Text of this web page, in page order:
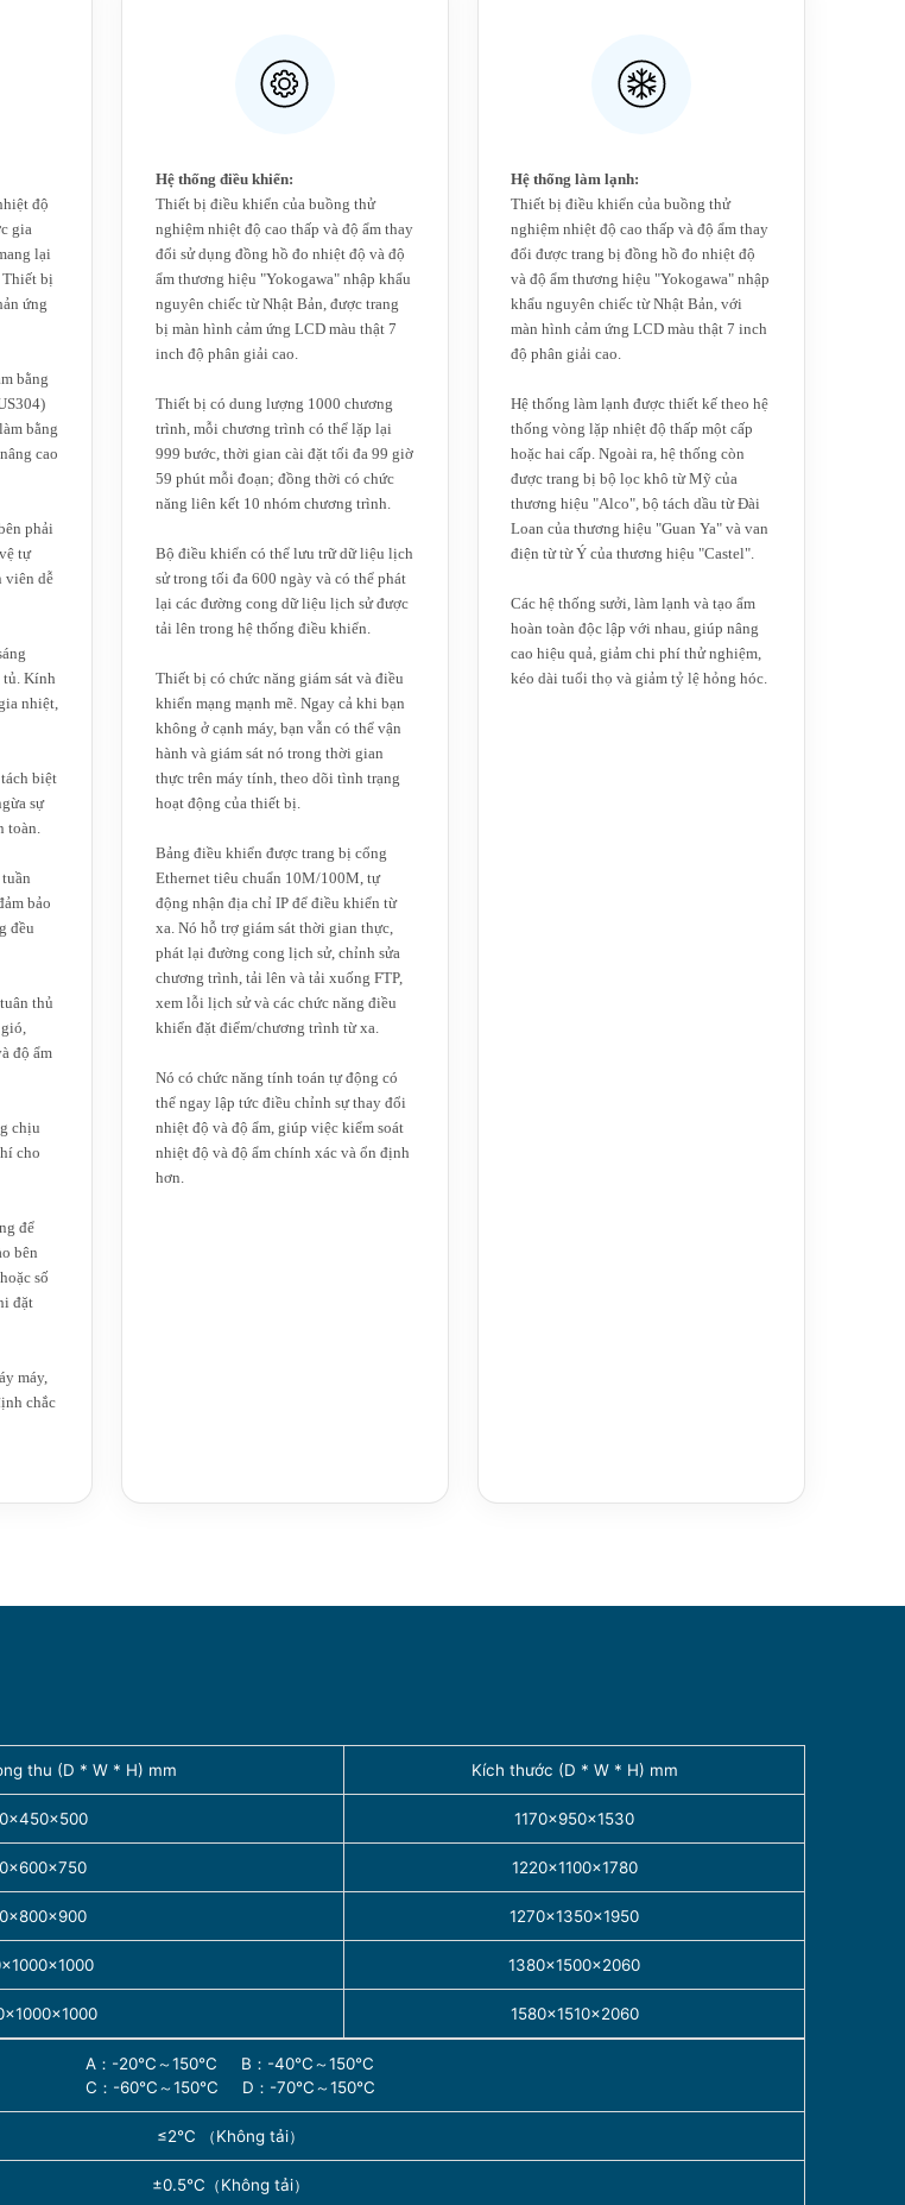
độ
gia
lại
Thiết bị
ứng
bằng
bằng
cao
phải
tự
viên dễ
tủ. Kính
nhiệt,
biệt
sự
toàn.
bảo
đều
thủ
độ ẩm
chịu
cho
để
bên
số
đặt
máy,
chắc
Hệ thống điều khiển:
Thiết bị điều khiển của buồng thử
nghiệm nhiệt độ cao thấp và độ ẩm thay
đổi sử dụng đồng hồ đo nhiệt độ và độ
ẩm thương hiệu "Yokogawa" nhập khẩu
nguyên chiếc từ Nhật Bản, được trang
bị màn hình cảm ứng LCD màu thật 7
inch độ phân giải cao.
Thiết bị có dung lượng 1000 chương
trình, mỗi chương trình có thể lặp lại
999 bước, thời gian cài đặt tối đa 99 giờ
59 phút mỗi đoạn; đồng thời có chức
năng liên kết 10 nhóm chương trình.
Bộ điều khiển có thể lưu trữ dữ liệu lịch
sử trong tối đa 600 ngày và có thể phát
lại các đường cong dữ liệu lịch sử được
tải lên trong hệ thống điều khiển.
Thiết bị có chức năng giám sát và điều
khiển mạng mạnh mẽ. Ngay cả khi bạn
không ở cạnh máy, bạn vẫn có thể vận
hành và giám sát nó trong thời gian
thực trên máy tính, theo dõi tình trạng
hoạt động của thiết bị.
Bảng điều khiển được trang bị cổng
Ethernet tiêu chuẩn 10M/100M, tự
động nhận địa chỉ IP để điều khiển từ
xa. Nó hỗ trợ giám sát thời gian thực,
phát lại đường cong lịch sử, chỉnh sửa
chương trình, tải lên và tải xuống FTP,
xem lỗi lịch sử và các chức năng điều
khiển đặt điểm/chương trình từ xa.
Nó có chức năng tính toán tự động có
thể ngay lập tức điều chỉnh sự thay đổi
nhiệt độ và độ ẩm, giúp việc kiểm soát
nhiệt độ và độ ẩm chính xác và ổn định
hơn.
Hệ thống làm lạnh:
Thiết bị điều khiển của buồng thử
nghiệm nhiệt độ cao thấp và độ ẩm thay
đổi được trang bị đồng hồ đo nhiệt độ
và độ ẩm thương hiệu "Yokogawa" nhập
khẩu nguyên chiếc từ Nhật Bản, với
màn hình cảm ứng LCD màu thật 7 inch
độ phân giải cao.
Hệ thống làm lạnh được thiết kế theo hệ
thống vòng lặp nhiệt độ thấp một cấp
hoặc hai cấp. Ngoài ra, hệ thống còn
được trang bị bộ lọc khô từ Mỹ của
thương hiệu "Alco", bộ tách dầu từ Đài
Loan của thương hiệu "Guan Ya" và van
điện từ từ Ý của thương hiệu "Castel".
Các hệ thống sưởi, làm lạnh và tạo ẩm
hoàn toàn độc lập với nhau, giúp nâng
cao hiệu quả, giảm chi phí thử nghiệm,
kéo dài tuổi thọ và giảm tỷ lệ hỏng hóc.
thu (D * W * H) mm Kích thước (D * W * H) mm
1170×950×1530
1220×1100×1780
1270×1350×1950
1380×1500×2060
1580×1510×2060
A：-20℃～150℃ B：-40℃～150℃
C：-60℃～150℃ D：-70℃～150℃
≤2℃ （Không tải）
±0.5℃（Không tải）